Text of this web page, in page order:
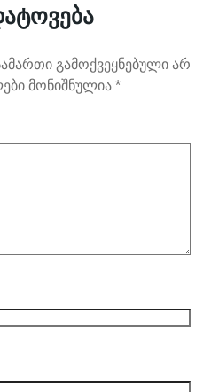
გამოქვეყნებული არ
მონიშნულია *